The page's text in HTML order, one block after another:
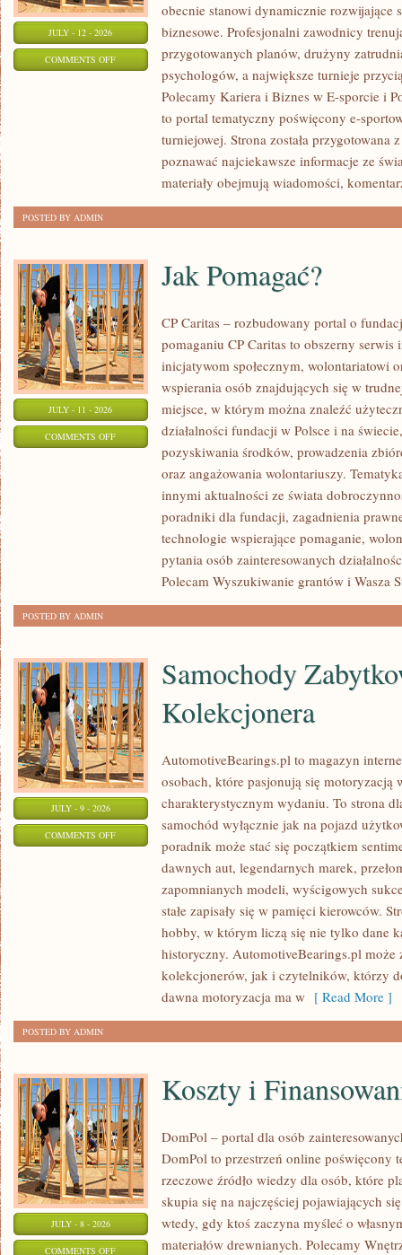
JULY - 12 - 2026
COMMENTS OFFON
LIGIESPORTU
obecnie stanowi dynamicznie rozwijające
biznesowe. Profesjonalni zawodnicy
przygotowanych planów, drużyny
psychologów, a największe turnieje
Polecamy Kariera i Biznes w E-sporcie i
to portal tematyczny poświęcony e-
turniejowej. Strona została przygotowana
poznawać najciekawsze informacje ze
materiały obejmują wiadomości,
POSTED BY ADMIN
JULY - 11 - 2026
COMMENTS OFFON
POMAGAĆ?
Jak Pomagać?
CP Caritas – rozbudowany portal o
pomaganiu CP Caritas to obszerny
inicjatywom społecznym, wolontariatowi
wspierania osób znajdujących się w
miejsce, w którym można znaleźć
działalności fundacji w Polsce i na
pozyskiwania środków, prowadzenia
oraz angażowania wolontariuszy.
innymi aktualności ze świata
poradniki dla fundacji, zagadnienia
technologie wspierające pomaganie,
pytania osób zainteresowanych
Polecam Wyszukiwanie grantów i Wasza
POSTED BY ADMIN
JULY - 9 - 2026
COMMENTS OFFON
SAMOCHODY
Samochody
Kolekcjonera
AutomotiveBearings.pl to magazyn
osobach, które pasjonują się motoryzacją
charakterystycznym wydaniu. To strona
samochód wyłącznie jak na pojazd
poradnik może stać się początkiem
dawnych aut, legendarnych marek,
zapomnianych modeli, wyścigowych
stałe zapisały się w pamięci kierowców.
hobby, w którym liczą się nie tylko dane
historyczny. AutomotiveBearings.pl może
kolekcjonerów, jak i czytelników, którzy
dawna motoryzacja ma w [ Read More ]
POSTED BY ADMIN
JULY - 8 - 2026
COMMENTS OFFON
Koszty i
DomPol – portal dla osób
DomPol to przestrzeń online poświęcony
rzeczowe źródło wiedzy dla osób, które
skupia się na najczęściej pojawiających
wtedy, gdy ktoś zaczyna myśleć o
materiałów drewnianych. Polecamy